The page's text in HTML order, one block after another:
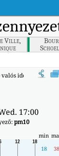
Ville,
idejű
17:00
pm10
min
18 38